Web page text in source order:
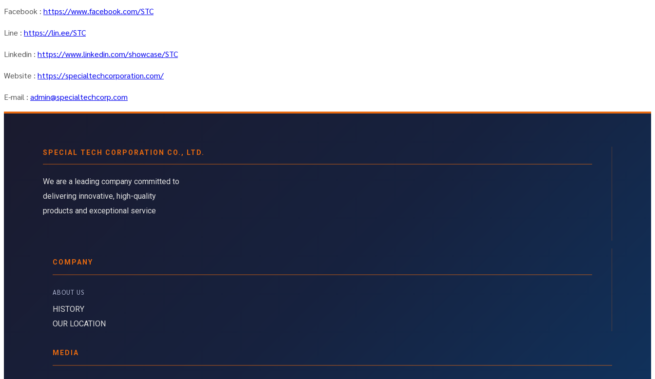
Facebook : https://www.facebook.com/STC
Line : https://lin.ee/STC
Linkedin : https://www.linkedin.com/showcase/STC
Website : https://specialtechcorporation.com/
E-mail : admin@specialtechcorp.com
SPECIAL TECH CORPORATION CO., LTD.
We are a leading company committed to
delivering innovative, high-quality
products and exceptional service
COMPANY
ABOUT US
HISTORY
OUR LOCATION
MEDIA